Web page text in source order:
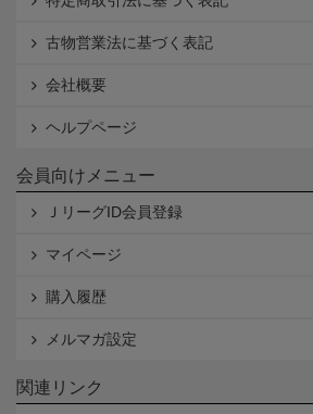
古物営業法に基づく表記
会社概要
ヘルプページ
会員向けメニュー
ＪリーグID会員登録
マイページ
購入履歴
メルマガ設定
関連リンク